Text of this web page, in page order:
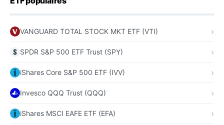
VANGUARD TOTAL STOCK MKT ETF (VTI)
SPDR S&P 500 ETF Trust (SPY)
iShares Core S&P 500 ETF (IVV)
Invesco QQQ Trust (QQQ)
iShares MSCI EAFE ETF (EFA)